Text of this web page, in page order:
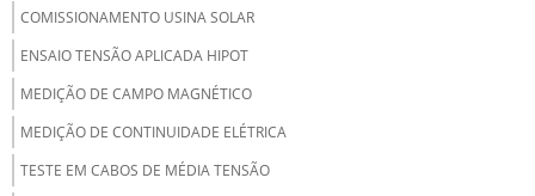
COMISSIONAMENTO USINA SOLAR
ENSAIO TENSÃO APLICADA HIPOT
MEDIÇÃO DE CAMPO MAGNÉTICO
MEDIÇÃO DE CONTINUIDADE ELÉTRICA
TESTE EM CABOS DE MÉDIA TENSÃO